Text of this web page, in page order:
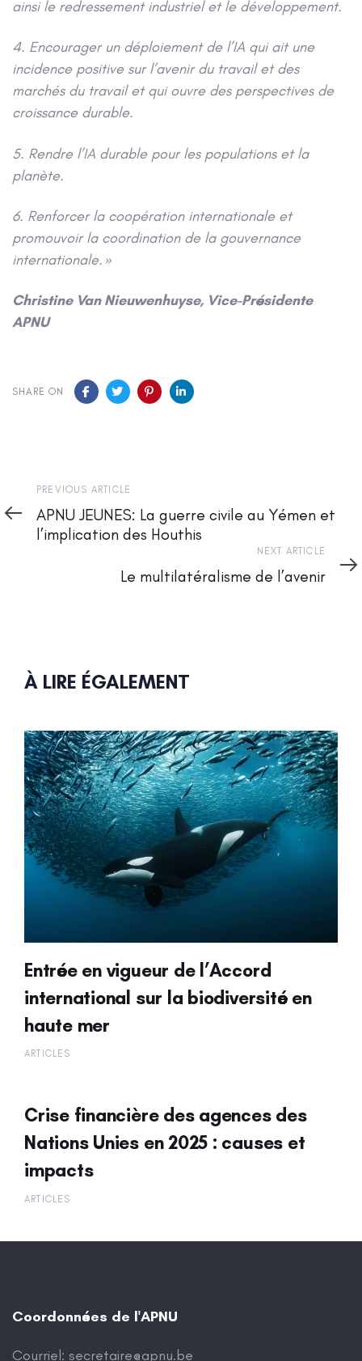
ainsi le redressement industriel et le développement.
4. Encourager un déploiement de l’IA qui ait une
incidence positive sur l’avenir du travail et des
marchés du travail et qui ouvre des perspectives de
croissance durable.
5. Rendre l’IA durable pour les populations et la
planète.
6. Renforcer la coopération internationale et
promouvoir la coordination de la gouvernance
internationale. »
Christine Van Nieuwenhuyse, Vice-Présidente
APNU
SHARE ON
Previous
Article
PREVIOUS ARTICLE
APNU JEUNES: La guerre civile au Yémen et
l’implication des Houthis
Article
NEXT ARTICLE
Le multilatéralisme de l’avenir
À LIRE ÉGALEMENT
Entrée en vigueur de l’Accord
international sur la biodiversité en
haute mer
ARTICLES
Crise financière des agences des
Nations Unies en 2025 : causes et
impacts
ARTICLES
Coordonnées de l'APNU
Courriel: secretaire@apnu.be